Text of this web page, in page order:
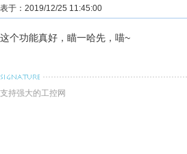
于：2019/12/25 11:45:00
这个功能真好，瞄一哈先，喵~
支持强大的工控网